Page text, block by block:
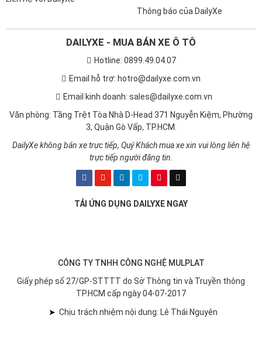
Liên hệ với DailyXe
Hướng dẫn hủy/nhận bản tin tự
Thông báo của DailyXe
DAILYXE - MUA BÁN XE Ô TÔ
Email hỗ trợ: hotro@dailyxe.com.vn
Email kinh doanh: sales@dailyxe.com.vn
Văn phòng: Tầng Trệt Tòa Nhà D-Head 371 Nguyễn Kiệm, Phường
3, Quận Gò Vấp, TP.HCM.
DailyXe không bán xe trực tiếp, Quý Khách mua xe xin vui lòng liên hệ
trực tiếp người đăng tin.
CÔNG TY TNHH CÔNG NGHỆ MULPLAT
Giấy phép số 27/GP-STTTT do Sở Thông tin và Truyền thông